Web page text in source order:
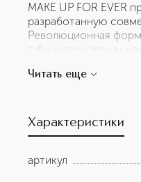
MAKE UP FOR EVER
разработанную
Революционная
губы интенсивным
разглаживает их.
Читать еще
Характеристики
артикул